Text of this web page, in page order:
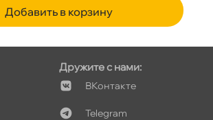
Добавить в корзину
Дружите с нами:
Контакте
Telegram